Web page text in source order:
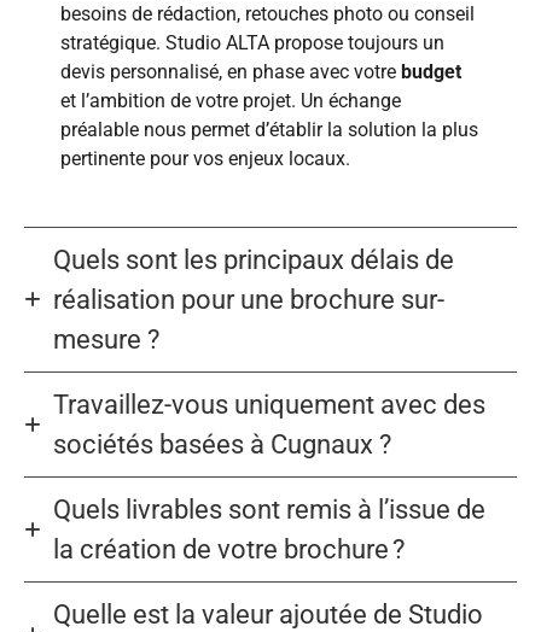
besoins de rédaction, retouches photo ou conseil
stratégique. Studio ALTA propose toujours un
devis personnalisé, en phase avec votre budget
et l’ambition de votre projet. Un échange
préalable nous permet d’établir la solution la plus
pertinente pour vos enjeux locaux.
Quels sont les principaux délais de
réalisation pour une brochure sur-
mesure ?
Travaillez-vous uniquement avec des
sociétés basées à Cugnaux ?
Quels livrables sont remis à l’issue de
la création de votre brochure ?
Quelle est la valeur ajoutée de Studio